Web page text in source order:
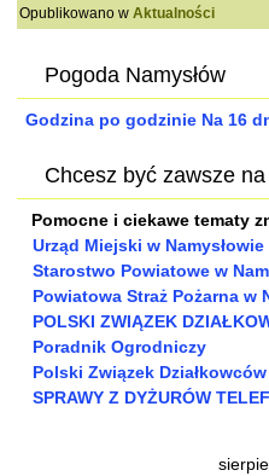
Opublikowano w Aktualności
Pogoda Namysłów
Godzina po godzinie Na 16
Chcesz być zawsze
Pomocne i ciekawe tematy
Urząd Miejski w Namysłowie
Starostwo Powiatowe w
Powiatowa Straż Pożarna w
POLSKI ZWIĄZEK
Poradnik Ogrodniczy
Polski Związek
SPRAWY Z DYŻURÓW